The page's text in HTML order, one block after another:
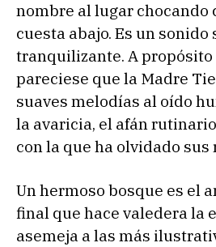
nombre al lugar chocando
cuesta abajo. Es un sonido
tranquilizante. A propósito
pareciese que la Madre
suaves melodías al oído
la avaricia, el afán
con la que ha olvidado
Un hermoso bosque es el
final que hace valedera la
asemeja a las más